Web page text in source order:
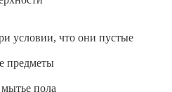
условии, что они пустые
предметы
пола